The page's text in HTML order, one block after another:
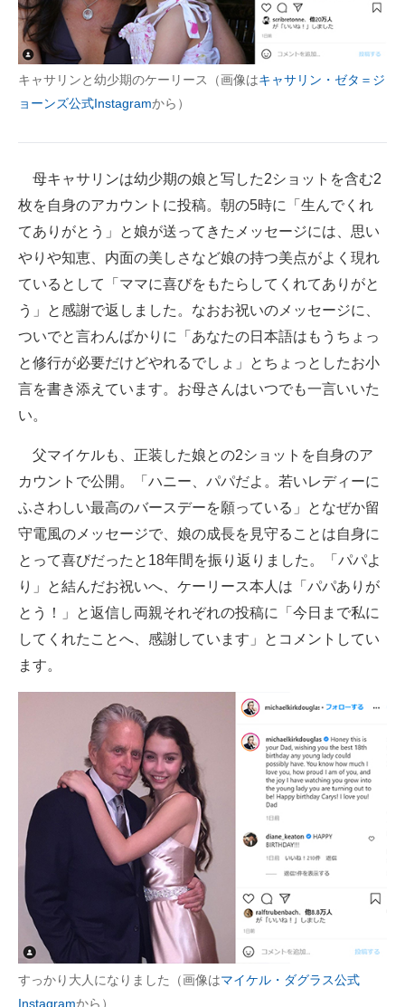
経営リーダーのコミュニティ
マーケ×ITの今がよく分かる
ITエンジニア向け専門サイト
IT製品の技術・比較・事例
製造業のIT導入・活用を支援
モノづくり技術者専門サイト
エレクトロニクス専門サイト
電子設計の基本と応用
エネルギーの専門メディア
ちょっと気になるネットの話題
キャサリンと幼少期のケーリース（画像はキャサリン・ゼタ＝ジ
ョーンズ公式Instagramから）
母キャサリンは幼少期の娘と写した2ショットを含む2
枚を自身のアカウントに投稿。朝の5時に「生んでくれ
てありがとう」と娘が送ってきたメッセージには、思い
やりや知恵、内面の美しさなど娘の持つ美点がよく現れ
ているとして「ママに喜びをもたらしてくれてありがと
う」と感謝で返しました。なおお祝いのメッセージに、
ついでと言わんばかりに「あなたの日本語はもうちょっ
と修行が必要だけどやれるでしょ」とちょっとしたお小
言を書き添えています。お母さんはいつでも一言いいた
い。
父マイケルも、正装した娘との2ショットを自身のア
カウントで公開。「ハニー、パパだよ。若いレディーに
ふさわしい最高のバースデーを願っている」となぜか留
守電風のメッセージで、娘の成長を見守ることは自身に
とって喜びだったと18年間を振り返りました。「パパよ
り」と結んだお祝いへ、ケーリース本人は「パパありが
とう！」と返信し両親それぞれの投稿に「今日まで私に
してくれたことへ、感謝しています」とコメントしてい
ます。
すっかり大人になりました（画像はマイケル・ダグラス公式
Instagramから）